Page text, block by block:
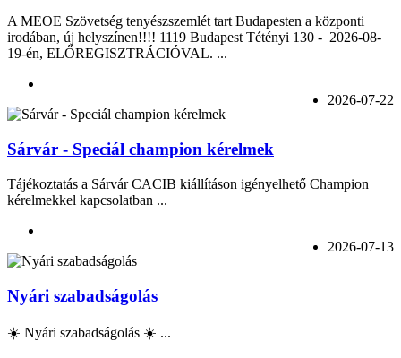
A MEOE Szövetség tenyészszemlét tart Budapesten a központi
irodában, új helyszínen!!!! 1119 Budapest Tétényi 130 - 2026-08-
19-én, ELŐREGISZTRÁCIÓVAL. ...
2026-07-22
Sárvár - Speciál champion kérelmek
Tájékoztatás a Sárvár CACIB kiállításon igényelhető Champion
kérelmekkel kapcsolatban ...
2026-07-13
Nyári szabadságolás
☀️ Nyári szabadságolás ☀️ ...